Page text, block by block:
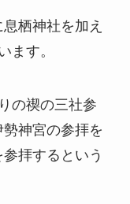
栖神社を加え
ます。
の禊の三社参
神宮の参拝を
拝するという